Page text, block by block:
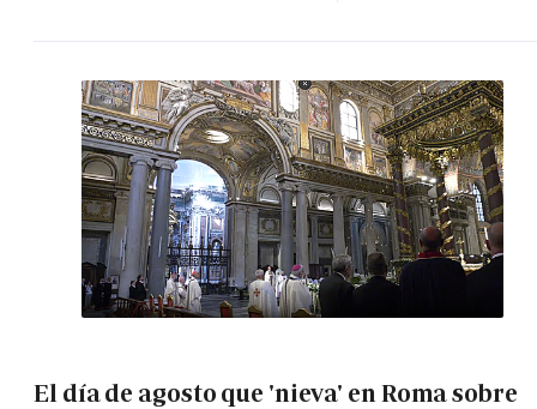
El día de agosto que 'nieva' en Roma sobre